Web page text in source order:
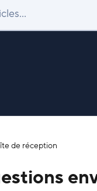
de réception